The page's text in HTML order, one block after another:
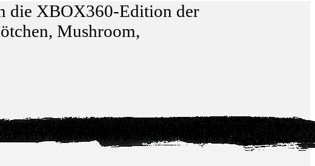
die XBOX360-Edition der
Mushroom,